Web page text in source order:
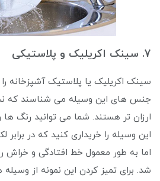
7. سینک اکریلیک و پلاستیکی
سینک اکریلیک یا پلاستیک آشپزخانه را
جنس های این وسیله می شناسند که
ارزان تر هستند. شما می توانید رنگ
این وسیله را خریداری کنید که در برابر
اما به طور معمول خط افتادگی و خراش
شد. برای تمیز کردن این نمونه از